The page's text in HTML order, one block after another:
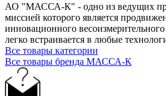
АО "МАССА-К" - одно из ведущих
миссией которого является
инновационного
легко встраивается в любые
Все товары категории
Все товары бренда МАССА-К